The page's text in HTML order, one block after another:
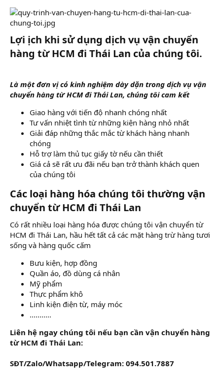
Lợi ịch khi sử dụng dịch vụ vận chuyển
hàng từ HCM đi Thái Lan của chúng tôi.​
Là một đơn vị có kinh nghiệm dày dặn trong dịch vụ vận
chuyển hàng từ HCM đi Thái Lan, chúng tôi cam kết
Giao hàng với tiến độ nhanh chóng nhất
Tư vấn nhiệt tình từ những kiện hàng nhỏ nhất
Giải đáp những thắc mắc từ khách hàng nhanh
chóng
Hỗ trợ làm thủ tục giấy tờ nếu cần thiết
Giá cả sẽ rất ưu đãi nếu bạn trở thành khách quen
của chúng tôi
Các loại hàng hóa chúng tôi thường vận
chuyển từ HCM đi Thái Lan​
Có rất nhiều loại hàng hóa được chúng tôi vận chuyển từ
HCM đi Thái Lan, hầu hết tất cả các mặt hàng trừ hàng tươi
sống và hàng quốc cấm
Bưu kiện, hợp đồng
Quần áo, đồ dùng cá nhân
Mỹ phẩm
Thực phẩm khô
Linh kiện điện từ, máy móc
...........
Liên hệ ngay chúng tôi nếu bạn cần vận chuyển hàng
từ HCM đi Thái Lan:
SĐT/Zalo/Whatsapp/Telegram: 094.501.7887